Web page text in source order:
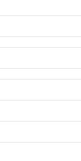
라 역전 점」11 월